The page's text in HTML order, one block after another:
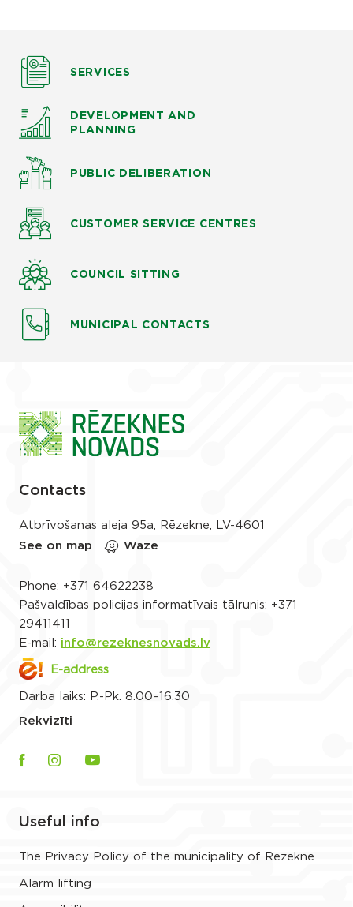
SERVICES
DEVELOPMENT AND
PLANNING
PUBLIC DELIBERATION
CUSTOMER SERVICE CENTRES
COUNCIL SITTING
MUNICIPAL CONTACTS
Contacts
Atbrīvošanas aleja 95a, Rēzekne, LV-4601
See on map
Waze
Phone: +371 64622238
Pašvaldības policijas informatīvais tālrunis: +371
29411411
E-mail: info@rezeknesnovads.lv
E-address
Darba laiks: P.-Pk. 8.00–16.30
Rekvizīti
Useful info
The Privacy Policy of the municipality of Rezekne
Alarm lifting